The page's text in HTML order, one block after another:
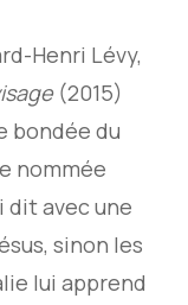
Henri Lévy,
(2015)
bondée du
nommée
dit avec une
sinon les
lui apprend